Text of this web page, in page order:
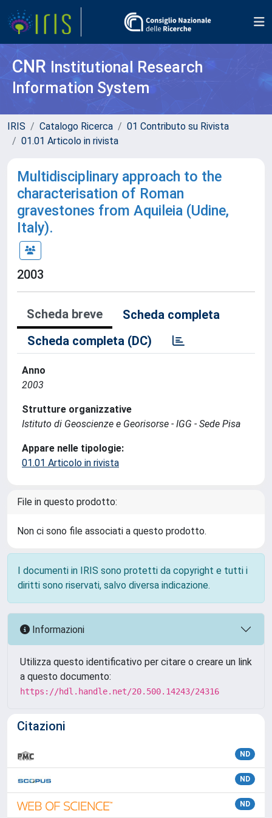
CNR Institutional Research
Information System
IRIS Catalogo Ricerca
01 Contributo su Rivista
01.01 Articolo in rivista
Multidisciplinary approach to the
characterisation of Roman
gravestones from Aquileia (Udine,
Italy).
2003
Scheda breve
Scheda completa
Scheda completa (DC)
Anno
2003
Strutture organizzative
Istituto di Geoscienze e Georisorse - IGG - Sede Pisa
Appare nelle tipologie:
01.01 Articolo in rivista
File in questo prodotto:
Non ci sono file associati a questo prodotto.
I documenti in IRIS sono protetti da copyright e tutti i
diritti sono riservati, salvo diversa indicazione.
Informazioni
Utilizza questo identificativo per citare o creare un link
a questo documento:
https://hdl.handle.net/20.500.14243/24316
Citazioni
ND
ND
ND